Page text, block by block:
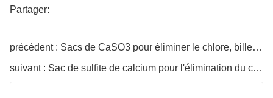
signifie que les billes d'élimination du chlore peuvent
Versez le réactif de test du chlore résiduel dans l'eau du
chlore séparément. Si l'eau imbibée de billes
Partager:
précédent : Sacs de CaSO3 pour éliminer le chlore, billes en céramique pour filtre de bain
suivant : Sac de sulfite de calcium pour l'élimination du chlore Billes en céramique